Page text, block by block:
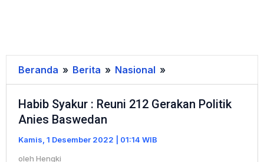
Beranda » Berita » Nasional »
Syakur
:
Habib Syakur : Reuni 212 Gerakan Politik
Anies Baswedan
Kamis, 1 Desember 2022 | 01:14 WIB
oleh Hengki